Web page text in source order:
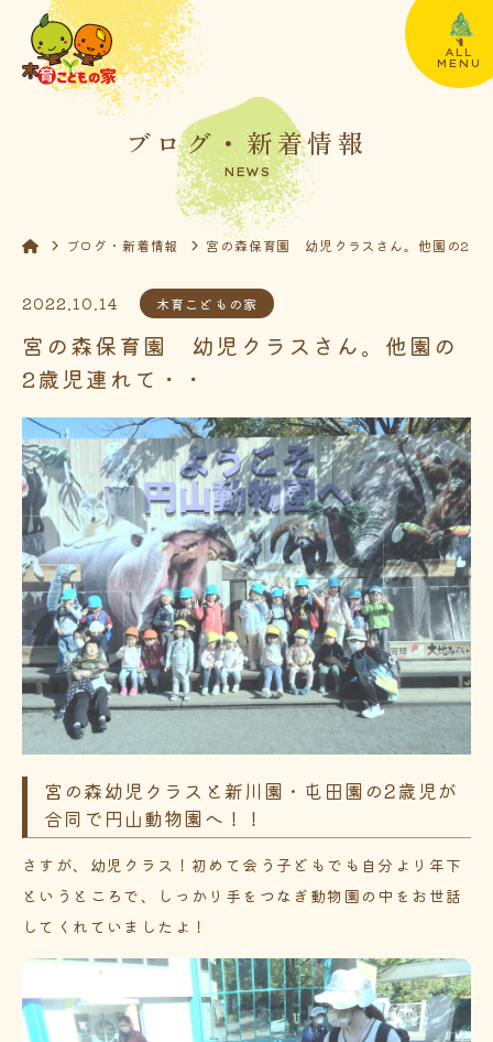
ALL
MENU
ブログ・新着情報
NEWS
ブログ・新着情報 宮の森保育園 幼児クラスさん。他園の2歳
2022.10.14 木育こどもの家
宮の森保育園 幼児クラスさん。他園の
2歳児連れて・・
宮の森幼児クラスと新川園・屯田園の2歳児が
合同で円山動物園へ！！
さすが、幼児クラス！初めて会う子どもでも自分より年下
というところで、しっかり手をつなぎ動物園の中をお世話
してくれていましたよ！